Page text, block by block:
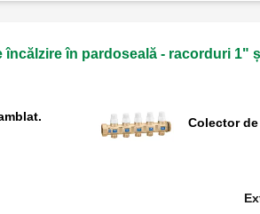
în pardoseală - racorduri 1"
Colector de